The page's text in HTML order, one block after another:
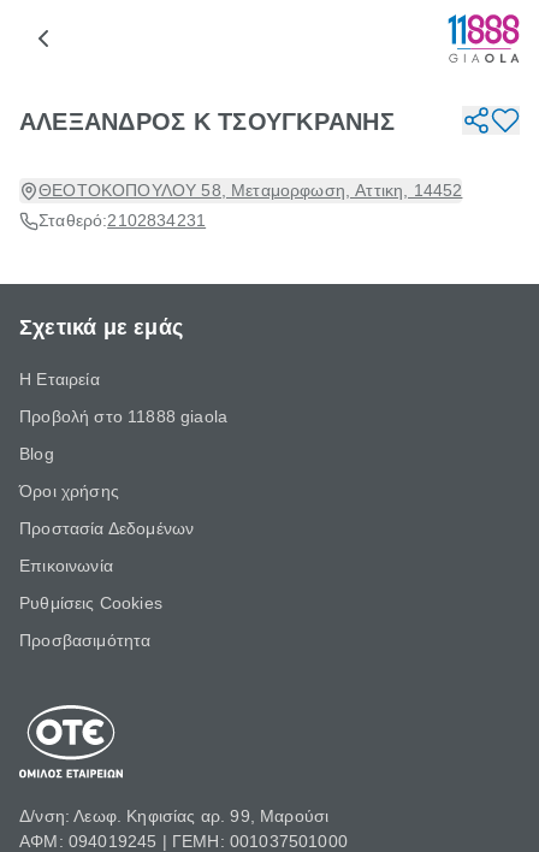
ΑΛΕΞΑΝΔΡΟΣ Κ ΤΣΟΥΓΚΡΑΝΗΣ
ΘΕΟΤΟΚΟΠΟΥΛΟΥ 58, Μεταμορφωση, Αττικη, 14452
Σταθερό:2102834231
Σχετικά με εμάς
Η Εταιρεία
Προβολή στο 11888 giaola
Blog
Όροι χρήσης
Προστασία Δεδομένων
Επικοινωνία
Ρυθμίσεις Cookies
Προσβασιμότητα
Δ/νση: Λεωφ. Κηφισίας αρ. 99, Μαρούσι
ΑΦΜ: 094019245 | ΓΕΜΗ: 001037501000